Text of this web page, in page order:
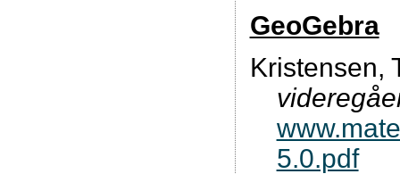
GeoGebra
Kristensen,
5.0.pdf